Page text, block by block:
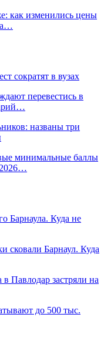
как изменились цены
сократят в вузах
перевестись в
названы три
минимальные баллы
Барнаула. Куда не
сковали Барнаул. Куда
Павлодар застряли на
до 500 тыс.